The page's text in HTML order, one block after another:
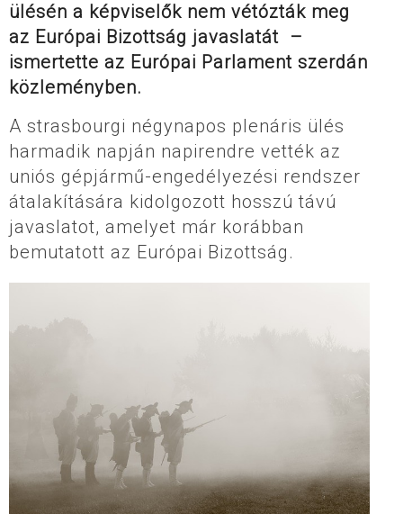
ülésén a képviselők nem vétózták meg
az Európai Bizottság javaslatát –
ismertette az Európai Parlament szerdán
közleményben.
A strasbourgi négynapos plenáris ülés
harmadik napján napirendre vették az
uniós gépjármű-engedélyezési rendszer
átalakítására kidolgozott hosszú távú
javaslatot, amelyet már korábban
bemutatott az Európai Bizottság.